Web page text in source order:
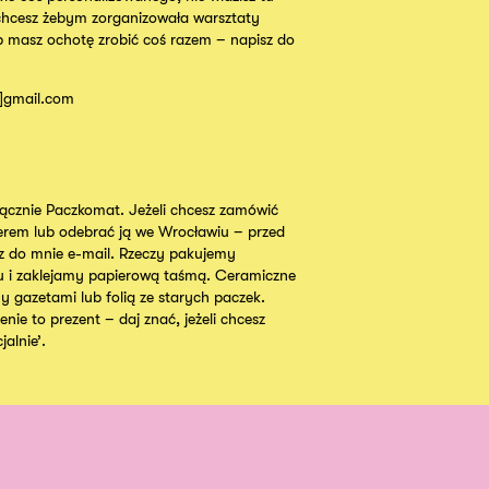
żebym zorganizowała warsztaty
masz ochotę zrobić coś razem – napisz do
Paczkomat. Jeżeli chcesz zamówić
lub odebrać ją we Wrocławiu – przed
do mnie e-mail. Rzeczy pakujemy
i zaklejamy papierową taśmą. Ceramiczne
gazetami lub folią ze starych paczek.
to prezent – daj znać, jeżeli chcesz